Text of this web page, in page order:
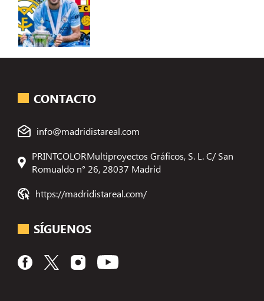
CONTACTO
info@madridistareal.com
PRINTCOLORMultiproyectos Gráficos, S. L. C/ San
Romualdo n° 26, 28037 Madrid
https://madridistareal.com/
SÍGUENOS